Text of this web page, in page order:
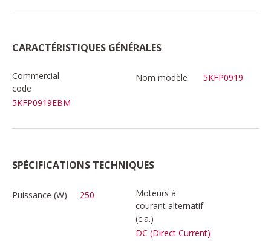
CARACTÉRISTIQUES GÉNÉRALES
Commercial
code
5KFP0919EBM
Nom modèle 5KFP0919
SPÉCIFICATIONS TECHNIQUES
Puissance (W) 250
Moteurs à
courant alternatif
(c.a.)
DC (Direct Current)